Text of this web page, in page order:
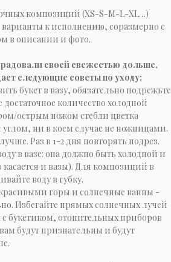
композиций (XS-S-M-L-XL…)
к исполнению, соразмерно с
в описании и фото.
своей свежестью дольше,
следующие советы по уходу:
букет в вазу, обязательно подрежьте
достаточное количество холодной
острым ножом стебли цветка
ни в коем случае не ножницами.
Раз в 1-2 дня повторять подрез.
в вазе: она должно быть холодной и
и вазы). Для композиций в
воду в губку.
горы и солнечные ванны -
Избегайте прямых солнечных лучей
с букетиком, отопительных приборов
будут признательны и будут